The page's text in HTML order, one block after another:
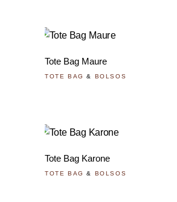
Tote Bag Maure
TOTE BAG & BOLSOS
Tote Bag Karone
TOTE BAG & BOLSOS